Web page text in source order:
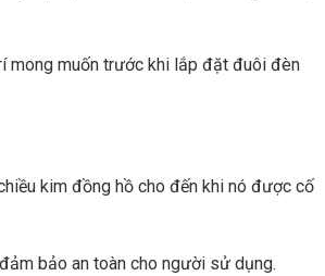
mong muốn trước khi lắp đặt đuôi đèn
kim đồng hồ cho đến khi nó được cố
bảo an toàn cho người sử dụng.